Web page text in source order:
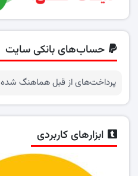
حساب‌های بانکی سایت
پرداخت‌های از قبل هماهنگ شده
ابزارهای کاربردی